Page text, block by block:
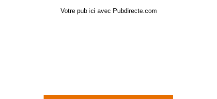
Votre pub ici avec Pubdirecte.com